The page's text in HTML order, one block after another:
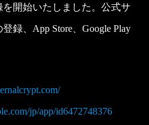
開始いたしました。公式サ
録、App Store、Google Play
jp/app/id6472748376